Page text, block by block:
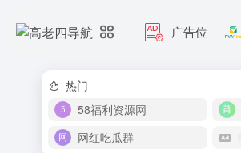
广告位
热门
58福利资源网
网红吃瓜群